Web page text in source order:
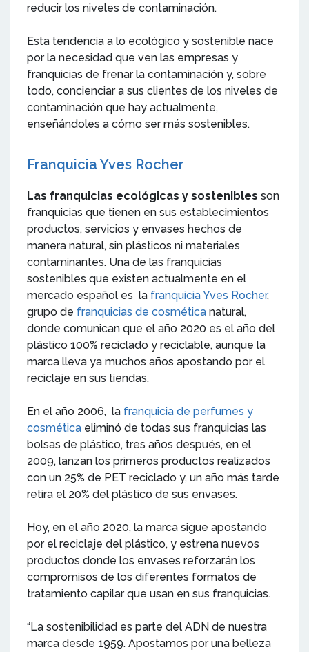
reducir los niveles de contaminación.
Esta tendencia a lo ecológico y sostenible nace
por la necesidad que ven las empresas y
franquicias de frenar la contaminación y, sobre
todo, concienciar a sus clientes de los niveles de
contaminación que hay actualmente,
enseñándoles a cómo ser más sostenibles.
Franquicia Yves Rocher
Las franquicias ecológicas y sostenibles son
franquicias que tienen en sus establecimientos
productos, servicios y envases hechos de
manera natural, sin plásticos ni materiales
contaminantes. Una de las franquicias
sostenibles que existen actualmente en el
mercado español es la franquicia Yves Rocher,
grupo de franquicias de cosmética natural,
donde comunican que el año 2020 es el año del
plástico 100% reciclado y reciclable, aunque la
marca lleva ya muchos años apostando por el
reciclaje en sus tiendas.
En el año 2006, la franquicia de perfumes y
cosmética eliminó de todas sus franquicias las
bolsas de plástico, tres años después, en el
2009, lanzan los primeros productos realizados
con un 25% de PET reciclado y, un año más tarde
retira el 20% del plástico de sus envases.
Hoy, en el año 2020, la marca sigue apostando
por el reciclaje del plástico, y estrena nuevos
productos donde los envases reforzarán los
compromisos de los diferentes formatos de
tratamiento capilar que usan en sus franquicias.
“La sostenibilidad es parte del ADN de nuestra
marca desde 1959. Apostamos por una belleza